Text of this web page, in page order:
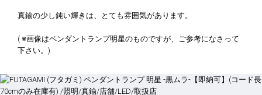
真鍮の少し鈍い輝きは、とても雰囲気があります。
( ※画像はペンダントランプ明星のものですが、ご参考になさって
下さい。)